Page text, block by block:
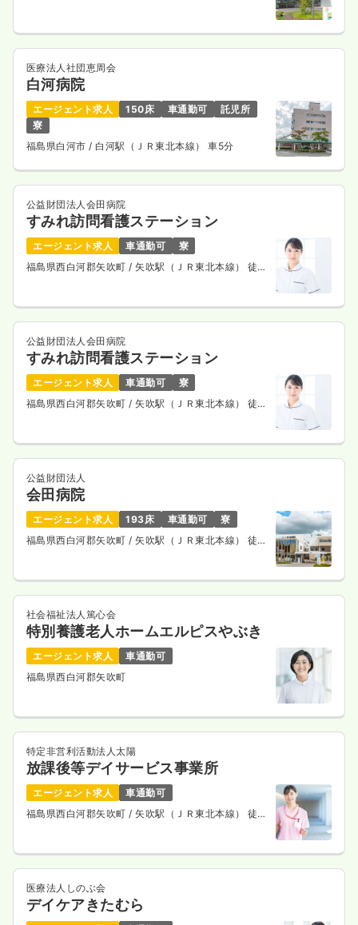
医療法人社団恵周会
白河病院
エージェント求人 150床 車通勤可
託児所
寮
福島県白河市/ 白河駅（ＪＲ東北本線） 車5分
公益財団法人会田病院
すみれ訪問看護ステーション
エージェント求人 車通勤可
寮
福島県西白河郡矢吹町 / 矢吹駅（ＪＲ東北本線） 徒歩
公益財団法人会田病院
すみれ訪問看護ステーション
エージェント求人 車通勤可
寮
福島県西白河郡矢吹町 / 矢吹駅（ＪＲ東北本線） 徒歩
公益財団法人
会田病院
エージェント求人 193床 車通勤可
寮
福島県西白河郡矢吹町 / 矢吹駅（ＪＲ東北本線） 徒歩
社会福祉法人篤心会
特別養護老人ホームエルピスやぶき
エージェント求人
車通勤可
福島県西白河郡矢吹町
特定非営利活動法人太陽
放課後等デイサービス事業所
エージェント求人
車通勤可
福島県西白河郡矢吹町 / 矢吹駅（ＪＲ東北本線） 徒歩
医療法人しのぶ会
デイケアきたむら